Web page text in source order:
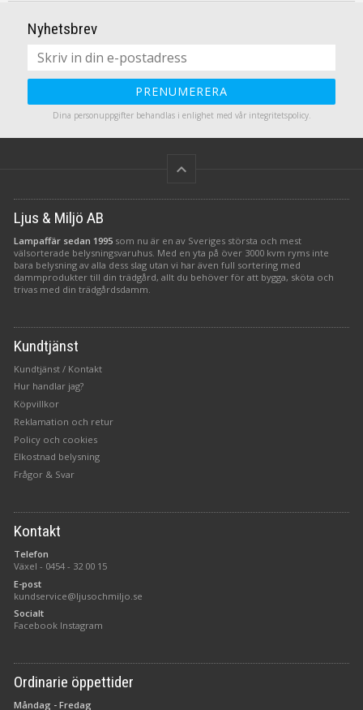
Nyhetsbrev
PRENUMERERA
Dina personuppgifter behandlas i enlighet med vår integritetspolicy.
keyboard_arrow_up
Ljus & Miljö AB
Lampaffär sedan 1995 som nu är en av Sveriges största och mest
välsorterade belysningsvaruhus. Med en yta på över 3000 kvm ryms inte
bara belysning av alla dess slag utan vi har även full sortering med
dammprodukter till din trädgård, allt du behöver för att bygga, sköta och
trivas med din trädgårdsdamm.
Kundtjänst
Kundtjänst / Kontakt
Hur handlar jag?
Köpvillkor
Reklamation och retur
Policy och cookies
Elkostnad belysning
Frågor & Svar
Kontakt
Telefon
Växel - 0454 - 32 00 15
E-post
kundservice@ljusochmiljo.se
Socialt
Facebook Instagram
Ordinarie öppettider
Måndag - Fredag